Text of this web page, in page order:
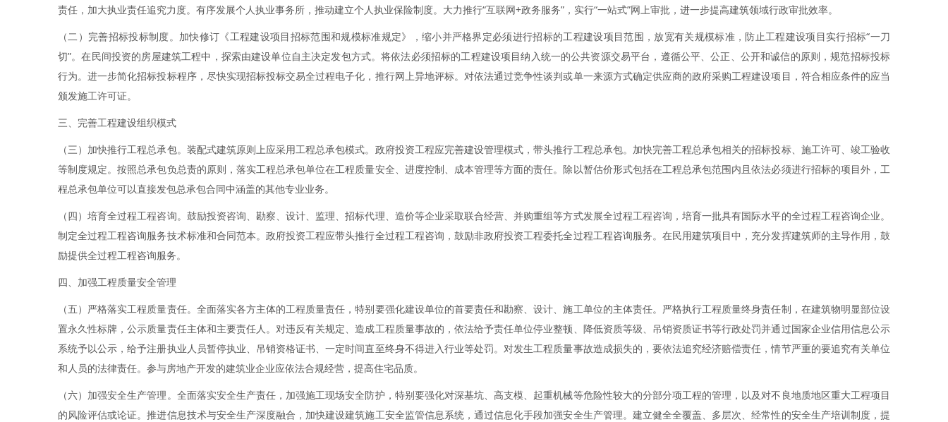
责任，加大执业责任追究力度。有序发展个人执业事务所，推动建立个人执业保险制度。大力推行“互联网+政务服务”，实行“一站式”网上审批，进一步提高建筑领域行政审批效率。
（二）完善招标投标制度。加快修订《工程建设项目招标范围和规模标准规定》，缩小并严格界定必须进行招标的工程建设项目范围，放宽有关规模标准，防止工程建设项目实行招标“一刀
切”。在民间投资的房屋建筑工程中，探索由建设单位自主决定发包方式。将依法必须招标的工程建设项目纳入统一的公共资源交易平台，遵循公平、公正、公开和诚信的原则，规范招标投标
行为。进一步简化招标投标程序，尽快实现招标投标交易全过程电子化，推行网上异地评标。对依法通过竞争性谈判或单一来源方式确定供应商的政府采购工程建设项目，符合相应条件的应当
颁发施工许可证。
三、完善工程建设组织模式
（三）加快推行工程总承包。装配式建筑原则上应采用工程总承包模式。政府投资工程应完善建设管理模式，带头推行工程总承包。加快完善工程总承包相关的招标投标、施工许可、竣工验收
等制度规定。按照总承包负总责的原则，落实工程总承包单位在工程质量安全、进度控制、成本管理等方面的责任。除以暂估价形式包括在工程总承包范围内且依法必须进行招标的项目外，工
程总承包单位可以直接发包总承包合同中涵盖的其他专业业务。
（四）培育全过程工程咨询。鼓励投资咨询、勘察、设计、监理、招标代理、造价等企业采取联合经营、并购重组等方式发展全过程工程咨询，培育一批具有国际水平的全过程工程咨询企业。
制定全过程工程咨询服务技术标准和合同范本。政府投资工程应带头推行全过程工程咨询，鼓励非政府投资工程委托全过程工程咨询服务。在民用建筑项目中，充分发挥建筑师的主导作用，鼓
励提供全过程工程咨询服务。
四、加强工程质量安全管理
（五）严格落实工程质量责任。全面落实各方主体的工程质量责任，特别要强化建设单位的首要责任和勘察、设计、施工单位的主体责任。严格执行工程质量终身责任制，在建筑物明显部位设
置永久性标牌，公示质量责任主体和主要责任人。对违反有关规定、造成工程质量事故的，依法给予责任单位停业整顿、降低资质等级、吊销资质证书等行政处罚并通过国家企业信用信息公示
系统予以公示，给予注册执业人员暂停执业、吊销资格证书、一定时间直至终身不得进入行业等处罚。对发生工程质量事故造成损失的，要依法追究经济赔偿责任，情节严重的要追究有关单位
和人员的法律责任。参与房地产开发的建筑业企业应依法合规经营，提高住宅品质。
（六）加强安全生产管理。全面落实安全生产责任，加强施工现场安全防护，特别要强化对深基坑、高支模、起重机械等危险性较大的分部分项工程的管理，以及对不良地质地区重大工程项目
的风险评估或论证。推进信息技术与安全生产深度融合，加快建设建筑施工安全监管信息系统，通过信息化手段加强安全生产管理。建立健全全覆盖、多层次、经常性的安全生产培训制度，提